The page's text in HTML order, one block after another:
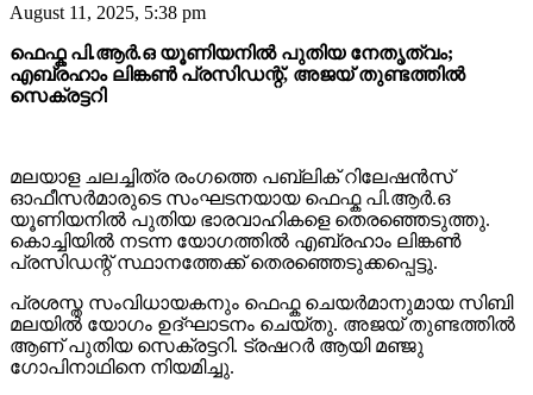
August 11, 2025, 5:38 pm
ഫെഫ്ക പി.ആർ.ഒ യൂണിയനിൽ പുതിയ നേതൃത്വം;
എബ്രഹാം ലിങ്കൺ പ്രസിഡന്റ്, അജയ് തുണ്ടത്തിൽ
സെക്രട്ടറി
മലയാള ചലച്ചിത്ര രംഗത്തെ പബ്ലിക് റിലേഷൻസ്
ഓഫീസർമാരുടെ സംഘടനയായ ഫെഫ്ക പി.ആർ.ഒ
യൂണിയനിൽ പുതിയ ഭാരവാഹികളെ തെരഞ്ഞെടുത്തു.
കൊച്ചിയിൽ നടന്ന യോഗത്തിൽ എബ്രഹാം ലിങ്കൺ
പ്രസിഡന്റ് സ്ഥാനത്തേക്ക് തെരഞ്ഞെടുക്കപ്പെട്ടു.
പ്രശസ്ത സംവിധായകനും ഫെഫ്ക ചെയർമാനുമായ സിബി
മലയിൽ യോഗം ഉദ്ഘാടനം ചെയ്തു. അജയ് തുണ്ടത്തിൽ
ആണ് പുതിയ സെക്രട്ടറി. ട്രഷറർ ആയി മഞ്ജു
ഗോപിനാഥിനെ നിയമിച്ചു.